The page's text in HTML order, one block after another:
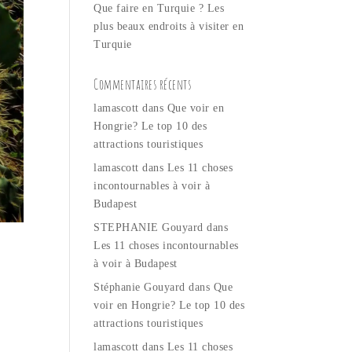
Que faire en Turquie ? Les
plus beaux endroits à visiter en
Turquie
Commentaires récents
lamascott dans Que voir en
Hongrie? Le top 10 des
attractions touristiques
lamascott dans Les 11 choses
incontournables à voir à
Budapest
STEPHANIE Gouyard dans
Les 11 choses incontournables
à voir à Budapest
Stéphanie Gouyard dans Que
voir en Hongrie? Le top 10 des
attractions touristiques
lamascott dans Les 11 choses